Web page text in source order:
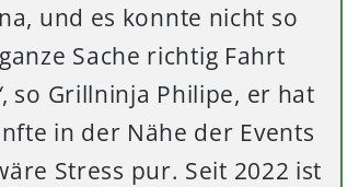
und es konnte nicht so
Sache richtig Fahrt
, so Grillninja Philipe, er hat
in der Nähe der Events
Stress pur. Seit 2022 ist